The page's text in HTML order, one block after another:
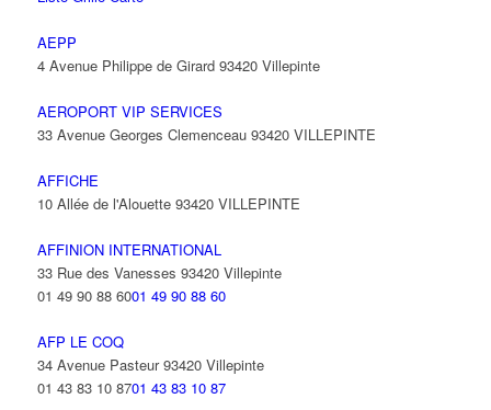
AEPP
4 Avenue Philippe de Girard 93420 Villepinte
AEROPORT VIP SERVICES
33 Avenue Georges Clemenceau 93420 VILLEPINTE
AFFICHE
10 Allée de l'Alouette 93420 VILLEPINTE
AFFINION INTERNATIONAL
33 Rue des Vanesses 93420 Villepinte
01 49 90 88 6001 49 90 88 60
AFP LE COQ
34 Avenue Pasteur 93420 Villepinte
01 43 83 10 8701 43 83 10 87